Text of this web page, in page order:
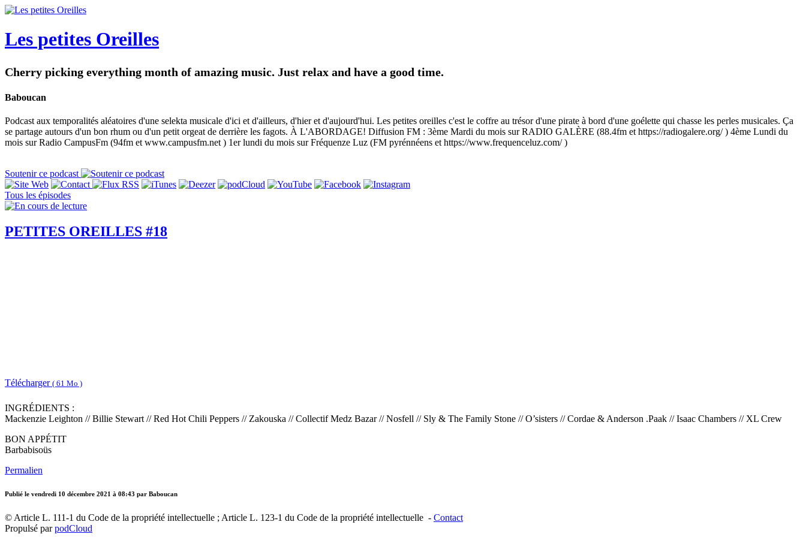
Les petites Oreilles
Cherry picking everything month of amazing music. Just relax and have a good time.
Baboucan
Podcast aux temporalités aléatoires d'une selekta musicale d'ici et d'ailleurs, d'hier et d'aujourd'hui. Les petites oreilles c'est le coffre au trésor d'une pirate à bord d'une goélette qui chasse les perles musicales. Ça
se partage autours d'un bon rhum ou d'un petit orgeat de derrière les fagots. À L'ABORDAGE! Diffusion FM : 3ème Mardi du mois sur RADIO GALÈRE (88.4fm et https://radiogalere.org/ ) 4ème Lundi du
mois sur Radio CampusFm (94fm et www.campusfm.net ) 1er lundi du mois sur Fréquenze Luz (FM pyrénnéens et https://www.frequenceluz.com/ )
Soutenir ce podcast
Tous les épisodes
PETITES OREILLES #18
Télécharger ( 61 Mo )
INGRÉDIENTS :
Mackenzie Leighton // Billie Stewart // Red Hot Chili Peppers // Zakouska // Collectif Medz Bazar // Nosfell // Sly & The Family Stone // O’sisters // Cordae & Anderson .Paak // Isaac Chambers // XL Crew
BON APPÉTIT
Barbabisoüs
Permalien
Publié le vendredi 10 décembre 2021 à 08:43 par Baboucan
© Article L. 111-1 du Code de la propriété intellectuelle ; Article L. 123-1 du Code de la propriété intellectuelle - Contact
Propulsé parpodCloud